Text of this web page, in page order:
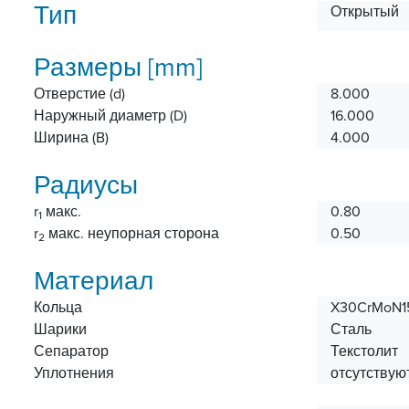
Тип Открытый
Размеры [mm]
Отверстие (d)
8.000
Наружный диаметр (D)
16.000
Ширина (B)
4.000
Радиусы
r1 макс.
0.80
r2 макс. неупорная сторона 0.50
Материал
Кольца
Шарики
Сталь
Сепаратор
Текстолит
Уплотнения